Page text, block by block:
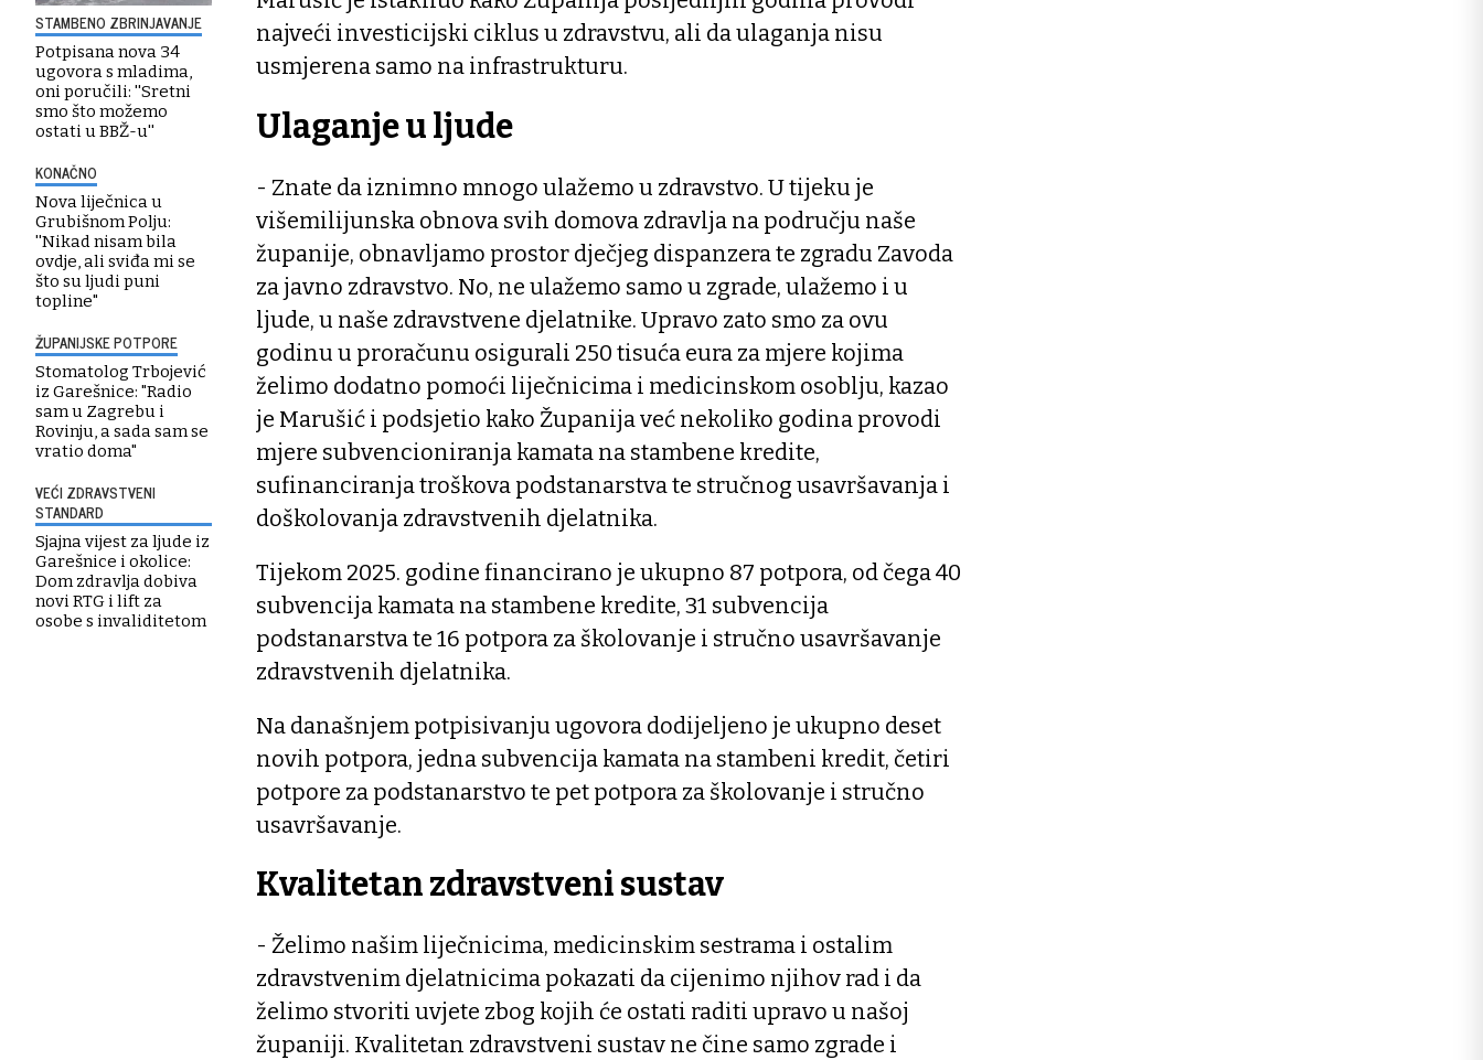
STAMBENO ZBRINJAVANJE
Potpisana nova 34
ugovora s mladima,
oni poručili: ''Sretni
smo što možemo
ostati u BBŽ-u''
KONAČNO
Nova liječnica u
Grubišnom Polju:
''Nikad nisam bila
ovdje, ali sviđa mi se
što su ljudi puni
topline"
ŽUPANIJSKE POTPORE
Stomatolog Trbojević
iz Garešnice: "Radio
sam u Zagrebu i
Rovinju, a sada sam se
vratio doma"
VEĆI ZDRAVSTVENI
STANDARD
Sjajna vijest za ljude iz
Garešnice i okolice:
Dom zdravlja dobiva
novi RTG i lift za
osobe s invaliditetom
najveći investicijski ciklus u zdravstvu, ali da ulaganja nisu
usmjerena samo na infrastrukturu.
Ulaganje u ljude
- Znate da iznimno mnogo ulažemo u zdravstvo. U tijeku je
višemilijunska obnova svih domova zdravlja na području naše
županije, obnavljamo prostor dječjeg dispanzera te zgradu Zavoda
za javno zdravstvo. No, ne ulažemo samo u zgrade, ulažemo i u
ljude, u naše zdravstvene djelatnike. Upravo zato smo za ovu
godinu u proračunu osigurali 250 tisuća eura za mjere kojima
želimo dodatno pomoći liječnicima i medicinskom osoblju, kazao
je Marušić i podsjetio kako Županija već nekoliko godina provodi
mjere subvencioniranja kamata na stambene kredite,
sufinanciranja troškova podstanarstva te stručnog usavršavanja i
doškolovanja zdravstvenih djelatnika.
Tijekom 2025. godine financirano je ukupno 87 potpora, od čega 40
subvencija kamata na stambene kredite, 31 subvencija
podstanarstva te 16 potpora za školovanje i stručno usavršavanje
zdravstvenih djelatnika.
Na današnjem potpisivanju ugovora dodijeljeno je ukupno deset
novih potpora, jedna subvencija kamata na stambeni kredit, četiri
potpore za podstanarstvo te pet potpora za školovanje i stručno
usavršavanje.
Kvalitetan zdravstveni sustav
- Želimo našim liječnicima, medicinskim sestrama i ostalim
zdravstvenim djelatnicima pokazati da cijenimo njihov rad i da
želimo stvoriti uvjete zbog kojih će ostati raditi upravo u našoj
županiji. Kvalitetan zdravstveni sustav ne čine samo zgrade i